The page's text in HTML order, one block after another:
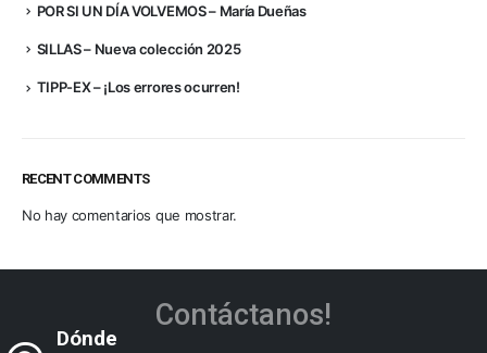
POR SI UN DÍA VOLVEMOS – María Dueñas
SILLAS – Nueva colección 2025
TIPP-EX – ¡Los errores ocurren!
RECENT COMMENTS
No hay comentarios que mostrar.
Contáctanos!
Dónde